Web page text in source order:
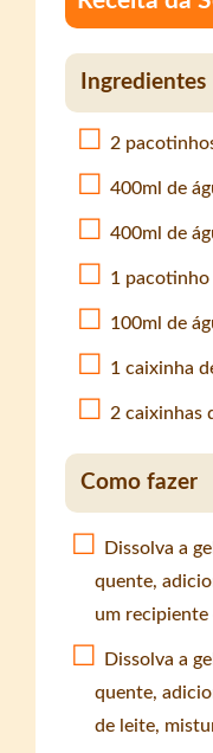
Ingredientes
2
400ml de
400ml de
1 pacotinho
100ml de
1 caixinha
2 caixinhas
Como fazer
Dissolva a
quente,
um recipiente
Dissolva a
quente,
de leite,